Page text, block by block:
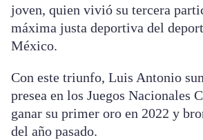
joven, quien vivió su tercera
máxima justa deportiva del
México.
Con este triunfo, Luis Antonio
presea en los Juegos Nacionales
ganar su primer oro en 2022 y
del año pasado.